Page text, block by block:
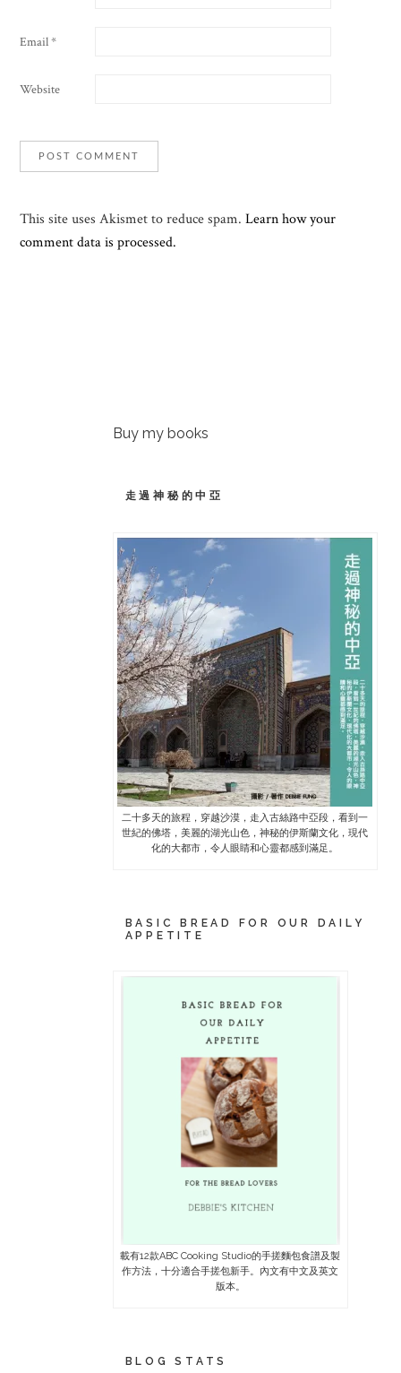
Email*
Website
This site uses Akismet to reduce spam.Learn how your
comment data is processed.
Buy my books
走過神秘的中亞
二十多天的旅程，穿越沙漠，走入古絲路中亞段，看到一
世紀的佛塔，美麗的湖光山色，神秘的伊斯蘭文化，現代
化的大都市，令人眼睛和心靈都感到滿足。
BASIC BREAD FOR OUR DAILY
APPETITE
載有12款ABC Cooking Studio的手搓麵包食譜及製
作方法，十分適合手搓包新手。內文有中文及英文
版本。
BLOG STATS